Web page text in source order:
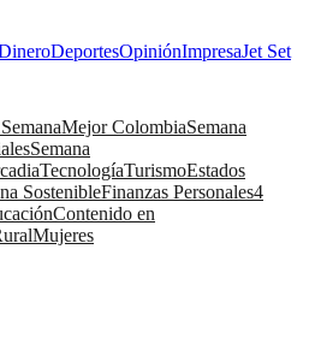
DeportesOpiniónImpresaJet Set
Mejor ColombiaSemana
Semana
TecnologíaTurismoEstados
SostenibleFinanzas Personales4
Contenido en
Mujeres